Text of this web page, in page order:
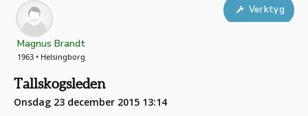
Magnus Brandt
1963 • Helsingborg
Tallskogsleden
Onsdag 23 december 2015 13:14
Verktyg